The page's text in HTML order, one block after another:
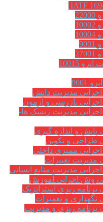
دانش
و آزمون
ریسک ها-
گیری
تکوین
داخلی
منابع انسانی
آموزش
استراتژیک
و تعمیرات
و مدیریت